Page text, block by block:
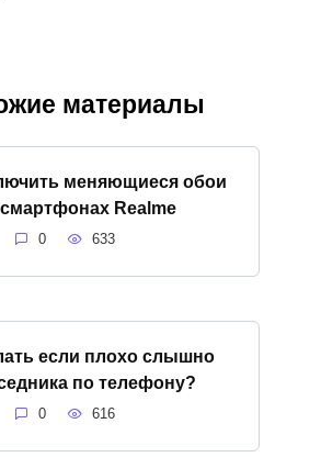
материалы
меняющиеся обои
Realme
0 633
если плохо слышно
по телефону?
0 616